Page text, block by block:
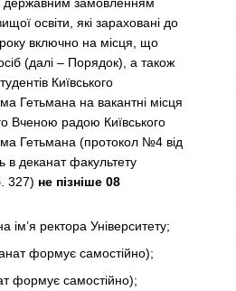
освіти, які зараховані до
включно на місця, що
(далі – Порядок), а також
Київського
Гетьмана на вакантні місця
Вченою радою Київського
Гетьмана (протокол №4 від
в деканат факультету
327) не пізніше 08
ім’я ректора Університету;
формує самостійно);
формує самостійно);